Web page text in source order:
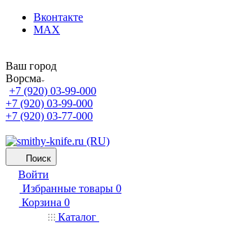
Вконтакте
MAX
Ваш город
Ворсма
+7 (920) 03-99-000
+7 (920) 03-99-000
+7 (920) 03-77-000
Поиск
Войти
Избранные товары 0
Корзина 0
Каталог